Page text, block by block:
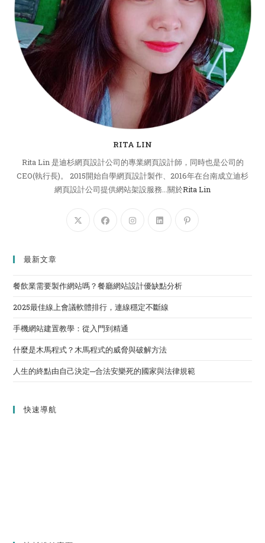
RITA LIN
Rita Lin 是迪杉網頁設計公司的專業網頁設計師，同時也是公司的
CEO(執行長)。 2015開始自學網頁設計製作、2016年在台南成立迪杉
網頁設計公司提供網站架設服務...關於Rita Lin
最新文章
餐飲業需要製作網站嗎？餐廳網站設計優缺點分析
2025最佳線上會議軟體排行，連線穩定不斷線
手機網站建置教學：從入門到精通
什麼是木馬程式？木馬程式的威脅與破解方法
人生的終點由自己決定─合法安樂死的國家與法律規範
快速導航